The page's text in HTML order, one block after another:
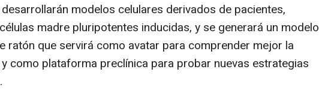
modelos celulares derivados de pacientes,
madre pluripotentes inducidas, y se generará un modelo
ratón que servirá como avatar para comprender mejor la
como plataforma preclínica para probar nuevas estrategias